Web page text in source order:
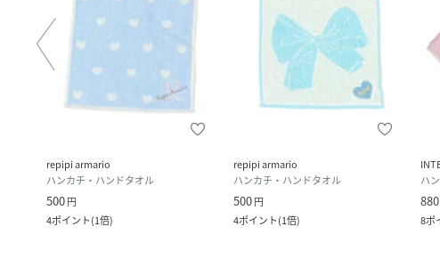
repipi armario
ハンカチ・ハンドタオル
500円
4ポイント(1倍)
repipi armario
ハンカチ・ハンドタオル
500円
4ポイント(1倍)
ハ
880
8ポ